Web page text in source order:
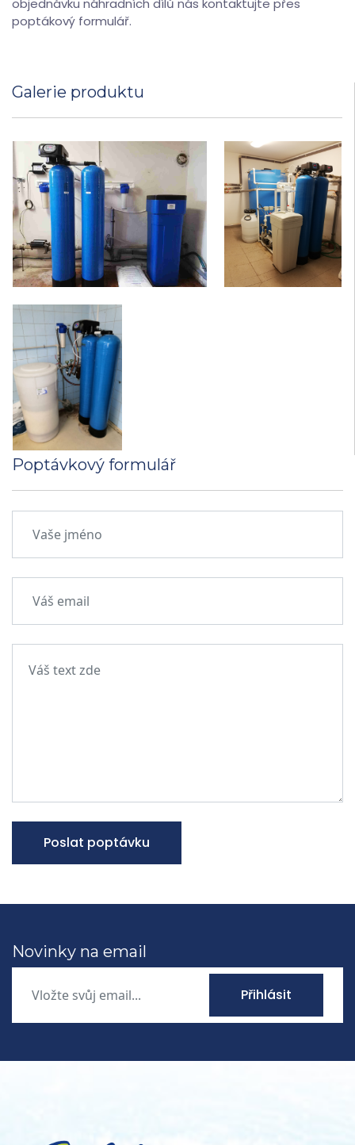
objednávku náhradních dílů nás kontaktujte přes
poptákový formulář.
Galerie produktu
Poptávkový formulář
Poslat poptávku
Novinky na email
Přihlásit